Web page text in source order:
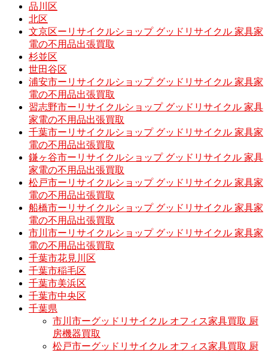
品川区
北区
文京区ーリサイクルショップ グッドリサイクル 家具家
電の不用品出張買取
杉並区
世田谷区
浦安市ーリサイクルショップ グッドリサイクル 家具家
電の不用品出張買取
習志野市ーリサイクルショップ グッドリサイクル 家具
家電の不用品出張買取
千葉市ーリサイクルショップ グッドリサイクル 家具家
電の不用品出張買取
鎌ヶ谷市ーリサイクルショップ グッドリサイクル 家具
家電の不用品出張買取
松戸市ーリサイクルショップ グッドリサイクル 家具家
電の不用品出張買取
船橋市ーリサイクルショップ グッドリサイクル 家具家
電の不用品出張買取
市川市ーリサイクルショップ グッドリサイクル 家具家
電の不用品出張買取
千葉市花見川区
千葉市稲毛区
千葉市美浜区
千葉市中央区
千葉県
市川市ーグッドリサイクル オフィス家具買取 厨
房機器買取
松戸市ーグッドリサイクル オフィス家具買取 厨